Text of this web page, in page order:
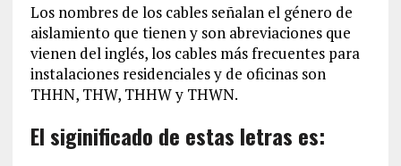
Los nombres de los cables señalan el género de
aislamiento que tienen y son abreviaciones que
vienen del inglés, los cables más frecuentes para
instalaciones residenciales y de oficinas son
THHN, THW, THHW y THWN.
El siginificado de estas letras es: